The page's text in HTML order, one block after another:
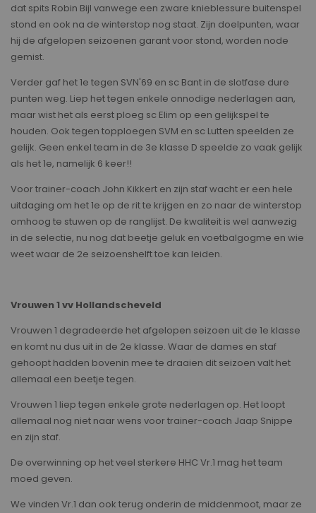
dat spits Robin Bijl vanwege een zware knieblessure buitenspel
stond en ook na de winterstop nog staat. Zijn doelpunten, waar
hij de afgelopen seizoenen garant voor stond, worden node
gemist.
Verder gaf het 1e tegen SVN'69 en sc Bant in de slotfase dure
punten weg. Liep het tegen enkele onnodige nederlagen aan,
maar wist het als eerst ploeg sc Elim op een gelijkspel te
houden. Ook tegen topploegen SVM en sc Lutten speelden ze
gelijk. Geen enkel team in de 3e klasse D speelde zo vaak gelijk
als het 1e, namelijk 6 keer!!
Voor trainer-coach John Kikkert en zijn staf wacht er een hele
uitdaging om het 1e op de rit te krijgen en zo naar de winterstop
omhoog te stuwen op de ranglijst. De kwaliteit is wel aanwezig
in de selectie, nu nog dat beetje geluk en voetbalgogme en wie
weet waar de 2e seizoenshelft toe kan leiden.
Vrouwen 1 vv Hollandscheveld
Vrouwen 1 degradeerde het afgelopen seizoen uit de 1e klasse
en komt nu dus uit in de 2e klasse. Waar de dames en staf
gehoopt hadden bovenin mee te draaien dit seizoen valt het
allemaal een beetje tegen.
Vrouwen 1 liep tegen enkele grote nederlagen op. Het loopt
allemaal nog niet naar wens voor trainer-coach Jaap Snippe
en zijn staf.
De overwinning op het veel sterkere HHC Vr.1 mag het team
moed geven.
We vinden Vr.1 dan ook terug onderin de middenmoot, maar ze